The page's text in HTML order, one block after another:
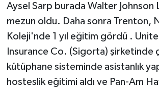
Aysel Sarp burada Walter Johnson
mezun oldu. Daha sonra Trenton,
Koleji'nde 1 yıl eğitim gördü .
Insurance Co. (Sigorta) şirketinde
kütüphane sisteminde asistanlık
hosteslik eğitimi aldı ve Pan-Am